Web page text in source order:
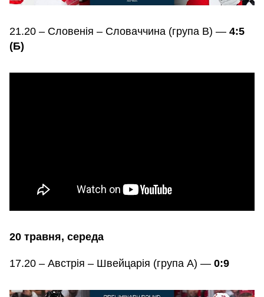
21.20 – Словенія – Словаччина (група В) — 4:5
(Б)
20 травня, середа
17.20 – Австрія – Швейцарія (група А) — 0:9